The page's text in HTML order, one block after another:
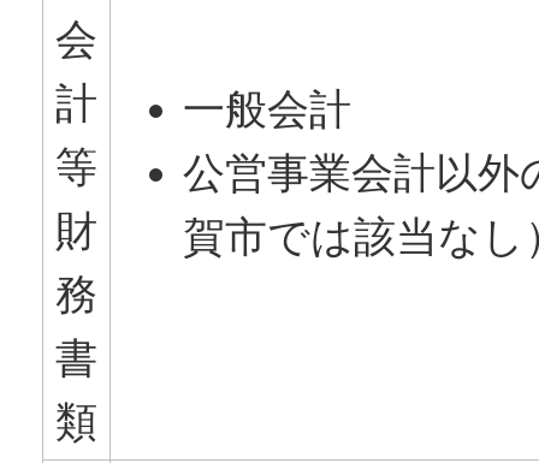
会
計
等
財
務
書
類
一般会計
公営事業会計以外
賀市では該当なし